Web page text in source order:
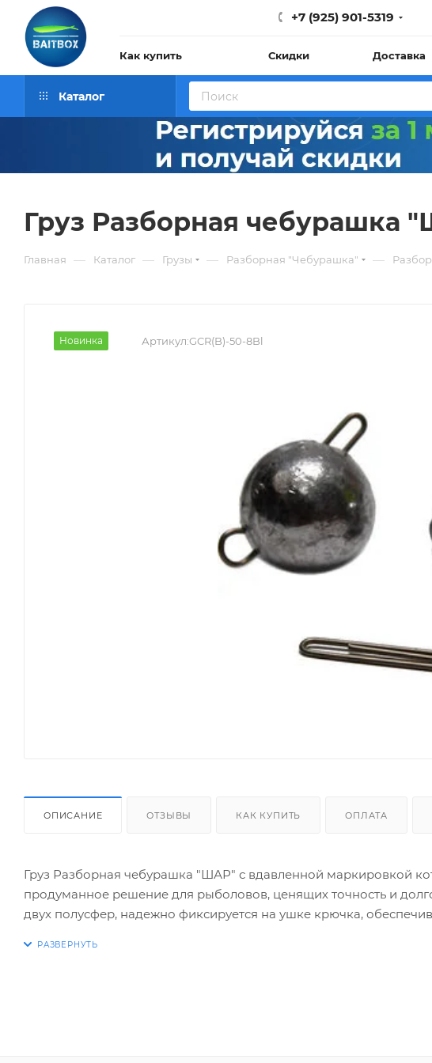
+7 (925) 901-5319
Как купить Скидки Доставка
Каталог
Груз Разборная чебурашка
Главная — Каталог — Грузы — Разборная "Чебурашка" —
Новинка Артикул:GCR(B)-50-8Bl
ОПИСАНИЕ ОТЗЫВЫ КАК КУПИТЬ ОПЛАТА
Груз Разборная чебурашка "ШАР" с вдавленной маркировкой
продуманное решение для рыболовов, ценящих точность и
двух полусфер, надежно фиксируется на ушке крючка,